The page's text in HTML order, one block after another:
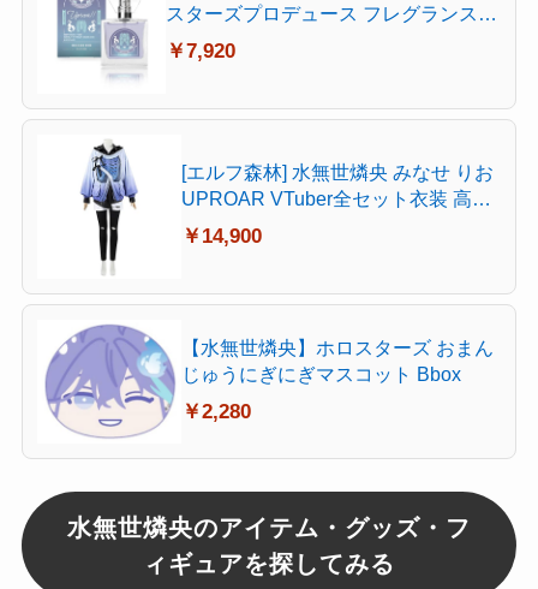
スターズプロデュース フレグランス
水無世燐央 30ml
￥7,920
[エルフ森林] 水無世燐央 みなせ りお
UPROAR VTuber全セット衣装 高級
品 撮影用 コスプレ用衣装 コスプレ
コスチューム 仮装 cosplay男性S
￥14,900
【水無世燐央】ホロスターズ おまん
じゅうにぎにぎマスコット Bbox
￥2,280
水無世燐央のアイテム・グッズ・フ
ィギュアを探してみる